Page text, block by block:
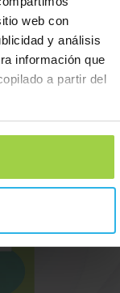
web con
y análisis
información que
a partir del
€ 9,95